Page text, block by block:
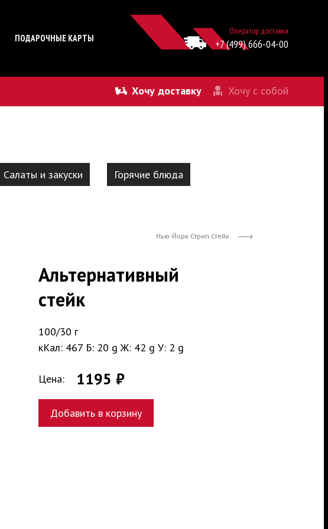
ПОДАРОЧНЫЕ КАРТЫ
Оператор доставки
+7 (499) 666-04-00
Хочу доставку Хочу с собой
Салаты и закуски Горячие блюда
Нью-Йорк Стрип Стейк
Альтернативный
стейк
100/30 г
кКал: 467 Б: 20 g Ж: 42 g У: 2 g
Цена: 1195 ₽
Добавить в корзину